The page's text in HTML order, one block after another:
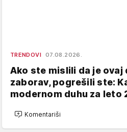
TRENDOVI 07.08.2026.
Ako ste mislili da je ovaj
zaborav, pogrešili ste:
modernom duhu za leto
Komentariši